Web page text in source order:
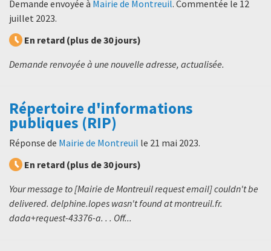
Demande envoyée à Mairie de Montreuil. Commentée le 12
juillet 2023.
En retard (plus de 30 jours)
Demande renvoyée à une nouvelle adresse, actualisée.
Répertoire d'informations
publiques (RIP)
Réponse de Mairie de Montreuil le 21 mai 2023.
En retard (plus de 30 jours)
Your message to [Mairie de Montreuil request email] couldn't be
delivered. delphine.lopes wasn't found at montreuil.fr.
dada+request-43376-a. . . Off...